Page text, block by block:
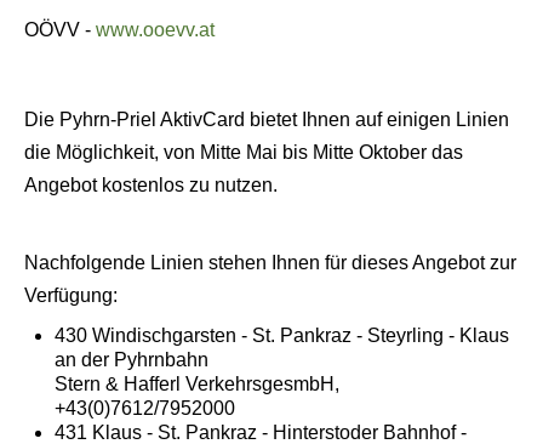
OÖVV - www.ooevv.at
Die Pyhrn-Priel AktivCard bietet Ihnen auf einigen Linien
die Möglichkeit, von Mitte Mai bis Mitte Oktober das
Angebot kostenlos zu nutzen.
Nachfolgende Linien stehen Ihnen für dieses Angebot zur
Verfügung:
430 Windischgarsten - St. Pankraz - Steyrling - Klaus
an der Pyhrnbahn
Stern & Hafferl VerkehrsgesmbH,
+43(0)7612/7952000
431 Klaus - St. Pankraz - Hinterstoder Bahnhof -